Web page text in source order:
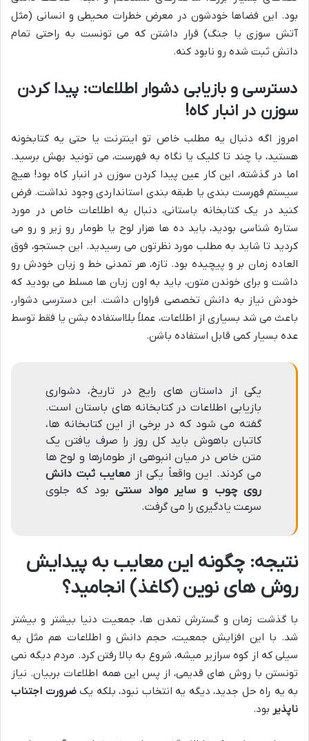
بود. این فضاها خودشون در معرض خطرات محیطی و انسانی (مثل
آتش سوزی یا جنگ) قرار داشتن که می تونست به راحتی تمام
دانش ثبت شده رو نابود کنه.
دسترسی و بازیابی دشوار اطلاعات: پیدا کردن
سوزن در انبار کاه!
امروز اگه دنبال یه مطلب خاص تو اینترنت یا حتی یه کتابخونه
هستید، با چند تا کلیک یا نگاه به فهرست، می تونید بهش برسید.
اما در گذشته، این کار عین پیدا کردن سوزن در انبار کاه بود! هیچ
سیستم فهرست بندی یا طبقه بندی استانداردی وجود نداشت. فرض
کنید در یک کتابخانه باستانی، دنبال یه اطلاعات خاص در مورد
ستاره شناسی بودید، باید ده ها هزار لوح یا طومار رو زیر و رو می
کردید تا شاید به مطلب مورد نظرتون می رسیدید. این جستجو، فوق
العاده زمان بر و پیچیده بود. تازه، هر تمدنی خط و زبان خودش رو
داشت و برای خوندن متون، باید به اون زبان ها مسلط می بودید که
خودش نیاز به دانش تخصصی فراوان داشت. این دسترسی دشوار،
باعث می شد بسیاری از اطلاعات، عملاً بلااستفاده بشن یا فقط توسط
عده بسیار کمی قابل استفاده باشن.
یکی از داستان های رایج در تاریخ، دشواری
بازیابی اطلاعات در کتابخانه های باستان است.
گفته می شود که در برخی از این کتابخانه ها،
کاتبان باهوش باید کل روز را صرف یافتن یک
متن خاص در میان انبوهی از طومارها و لوح ها
می کردند. این واقعاً یکی از معایب ثبت دانش
روی چوب و سایر مواد سنتیبود که جلوی
سرعت یادگیری را می گرفت.
نتیجه: چگونه این معایب به پیدایش
روش های نوین (کاغذ) انجامید؟
با گذشت زمان و گسترش تمدن ها، جمعیت دنیا بیشتر و بیشتر
شد. با این افزایش جمعیت، حجم دانش و اطلاعات هم مثل یه
سیلی که از کوه سرازیر میشه، شروع به بالا رفتن کرد. مردم دیگه نمی
تونستن با روش های قدیمی، از پس این همه اطلاعات بربیان. نیاز
به یه راه حل جدید، دیگه یه انتخاب نبود، بلکه یکضرورت اجتناب
ناپذیر بود.